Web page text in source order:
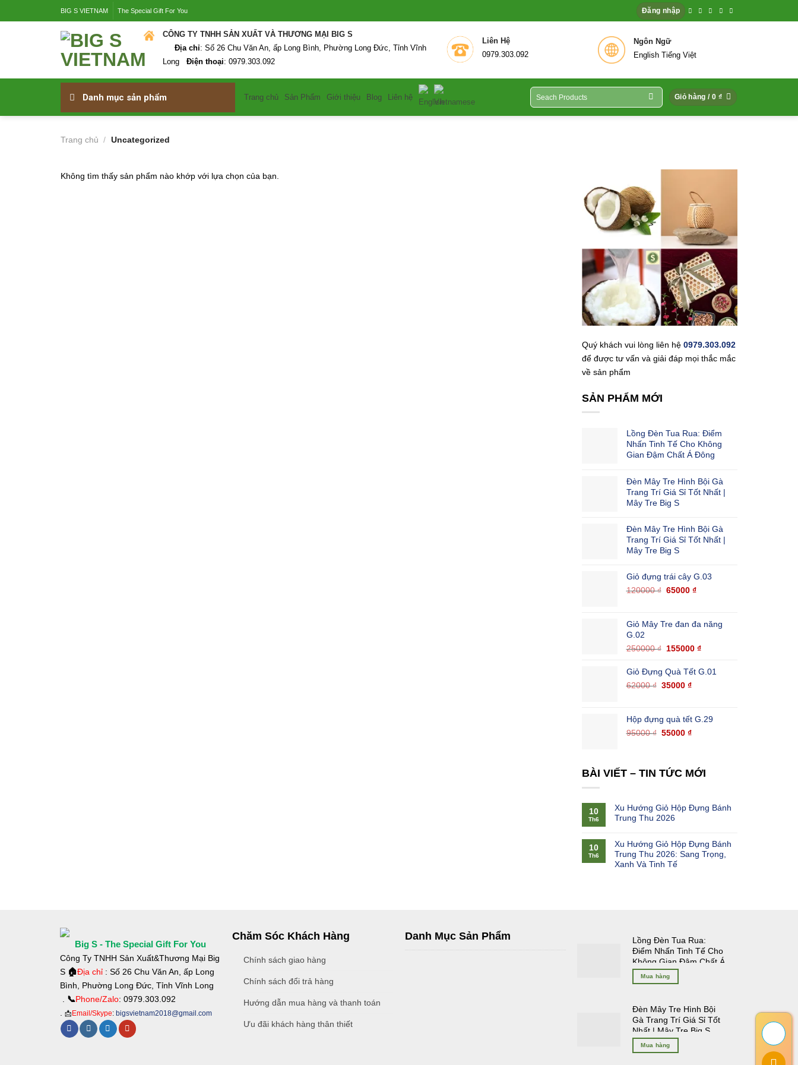
to
BIG S VIETNAM The Special Gift For You Đăng nhập
CÔNG TY TNHH SẢN XUẤT VÀ THƯƠNG MẠI BIG S
Địa chỉ: Số 26 Chu Văn An, ấp Long Bình, Phường Long Đức, Tỉnh Vĩnh
Long
Điện thoại: 0979.303.092
Liên Hệ
0979.303.092
Ngôn Ngữ
English Tiếng Việt
Danh mục sản phẩm Trang chủ Sản Phẩm Giới thiệu Blog Liên hệ
Tìm
kiếm:
Giỏ hàng / 0 ₫
Trang chủ / Uncategorized
Không tìm thấy sản phẩm nào khớp với lựa chọn của bạn.
Quý khách vui lòng liên hệ 0979.303.092
để được tư vấn và giải đáp mọi thắc mắc
về sản phẩm
SẢN PHẨM MỚI
Lồng Đèn Tua Rua: Điểm
Nhấn Tinh Tế Cho Không
Gian Đậm Chất Á Đông
Đèn Mây Tre Hình Bội Gà
Trang Trí Giá Sỉ Tốt Nhất |
Mây Tre Big S
Đèn Mây Tre Hình Bội Gà
Trang Trí Giá Sỉ Tốt Nhất |
Mây Tre Big S
Giỏ đựng trái cây G.03
120000₫ 65000 ₫
Giỏ Mây Tre đan đa năng
G.02
250000₫ 155000 ₫
Giỏ Đựng Quà Tết G.01
62000₫ 35000 ₫
Hộp đựng quà tết G.29
95000₫ 55000 ₫
BÀI VIẾT – TIN TỨC MỚI
10
Th6
Xu Hướng Giỏ Hộp Đựng Bánh
Trung Thu 2026
10
Th6
Xu Hướng Giỏ Hộp Đựng Bánh
Trung Thu 2026: Sang Trọng,
Xanh Và Tinh Tế
Big S - The Special Gift For You
Công Ty TNHH Sản Xuất&Thương Mại Big
S 🏠Địa chỉ : Số 26 Chu Văn An, ấp Long
Bình, Phường Long Đức, Tỉnh Vĩnh Long
📞Phone/Zalo: 0979.303.092
📩 Email/Skype: bigsvietnam2018@gmail.com
Chăm Sóc Khách Hàng
Chính sách giao hàng
Chính sách đổi trả hàng
Hướng dẫn mua hàng và thanh toán
Ưu đãi khách hàng thân thiết
Danh Mục Sản Phẩm
Lồng Đèn Tua Rua:
Điểm Nhấn Tinh Tế Cho
Không Gian Đậm Chất Á
Đông
Mua hàng
Đèn Mây Tre Hình Bội
Gà Trang Trí Giá Sỉ Tốt
Nhất | Mây Tre Big S
Mua hàng